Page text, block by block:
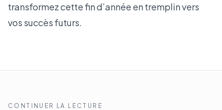
transformez cette fin d’année en tremplin vers
vos succès futurs.
CONTINUER LA LECTURE